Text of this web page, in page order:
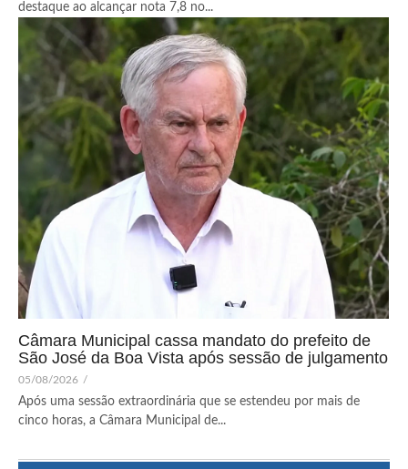
destaque ao alcançar nota 7,8 no...
Câmara Municipal cassa mandato do prefeito de
São José da Boa Vista após sessão de julgamento
05/08/2026 /
Após uma sessão extraordinária que se estendeu por mais de
cinco horas, a Câmara Municipal de...